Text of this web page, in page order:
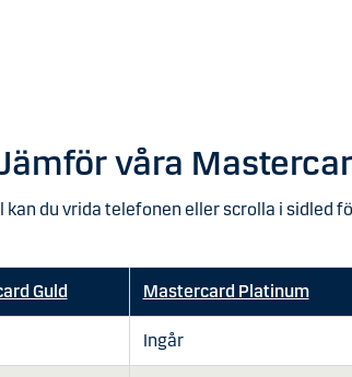
våra
kan du vrida telefonen eller scrolla i sidled
Guld Mastercard Platinum
Ingår